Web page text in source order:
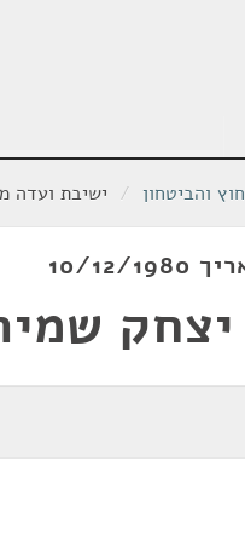
והביטחון / ישיבת ועדה מתאריך